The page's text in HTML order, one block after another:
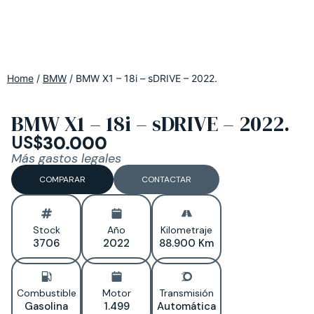
Home / BMW / BMW X1 – 18i – sDRIVE – 2022.
BMW X1 – 18i – sDRIVE – 2022.
US$30.000
Más gastos legales
COMPARAR CONTACTAR
Stock
3706
Año
2022
Kilometraje
88.900 Km
Combustible
Gasolina
Motor
1.499
Transmisión
Automática